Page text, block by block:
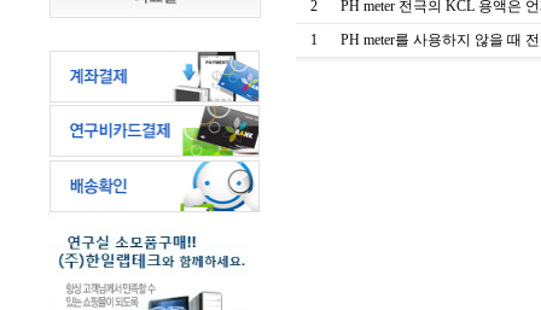
2
PH meter 전극의 KCL 용액은
1
PH meter를 사용하지 않을 때